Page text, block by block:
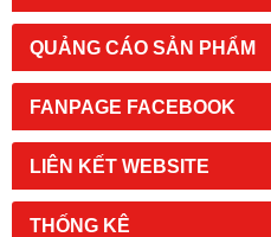
QUẢNG CÁO SẢN PHẨM
FANPAGE FACEBOOK
LIÊN KẾT WEBSITE
THỐNG KÊ